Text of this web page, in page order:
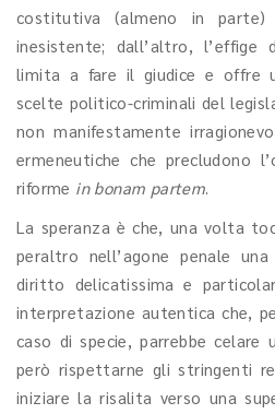
costitutiva (almeno in parte)
inesistente; dall’altro,
limita a fare il giudice e offre
scelte politico-criminali del
non manifestamente
ermeneutiche che precludono
riforme in bonam partem.
La speranza è che, una volta
peraltro nell’agone penale
diritto delicatissima e
interpretazione autentica che,
caso di specie, parrebbe celare
però rispettarne gli stringenti
iniziare la risalita verso una